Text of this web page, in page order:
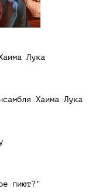
Лука
Хаима Лука
пиют?"